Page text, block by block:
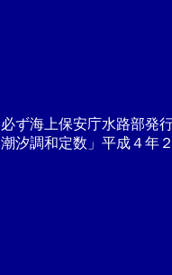
ず海上保安庁水路部発
調和定数」平成４年